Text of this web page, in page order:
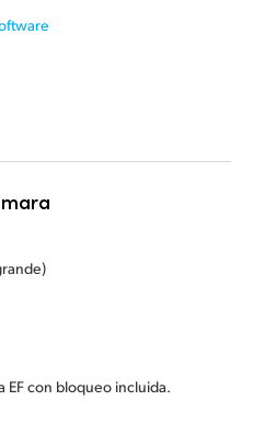
EF con bloqueo incluida.